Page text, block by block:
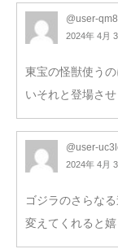
@user-
2024年 4月
東宝の怪獣使う
いそれと登場さ
@user-
2024年 4月
ゴジラのさらな
変えてくれると